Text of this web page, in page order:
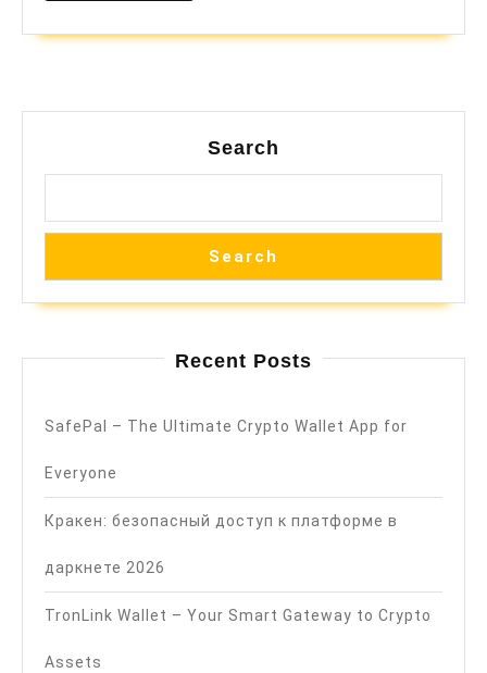
Search
Search
Recent Posts
SafePal – The Ultimate Crypto Wallet App for
Everyone
Кракен: безопасный доступ к платформе в
даркнете 2026
TronLink Wallet – Your Smart Gateway to Crypto
Assets